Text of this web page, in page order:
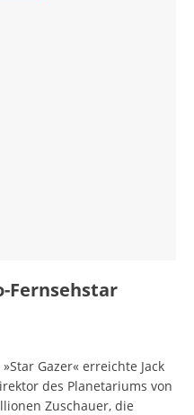
Fernsehstar
Gazer« erreichte Jack
des Planetariums von
Zuschauer, die